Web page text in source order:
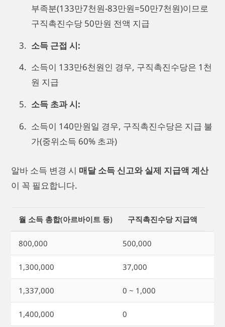
부족분(133만7천원-83만원=50만7천원)이므로
구직촉진수당 50만원 전액 지급
소득 근접 시:
소득이 133만6천원인 경우, 구직촉진수당은 1천
원 지급
소득 초과 시:
소득이 140만원일 경우, 구직촉진수당은 지급 불
가(중위소득 60% 초과)
알바 소득 변경 시 매달 소득 신고와 실제 지급액 계산
이 꼭 필요합니다.
월 소득 총합(아르바이트 등) 구직촉진수당 지급액
800,000 500,000
1,300,000 37,000
1,337,000 0 ~ 1,000
1,400,000 0